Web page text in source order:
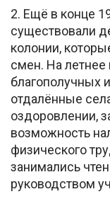
2. Ещё в конце
существовали
колонии,
смен. На летнее
благополучных
отдалённые
оздоровлении,
возможность
физического
занимались
руководством